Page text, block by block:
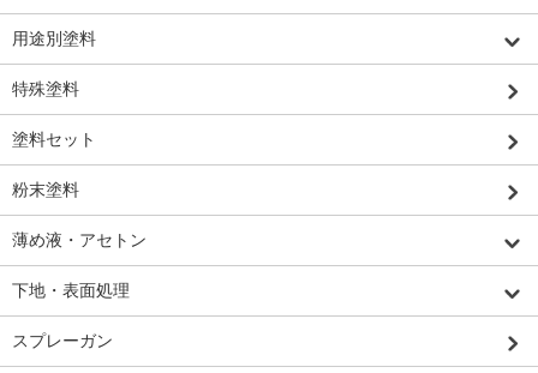
用途別塗料
特殊塗料
塗料セット
粉末塗料
薄め液・アセトン
下地・表面処理
スプレーガン